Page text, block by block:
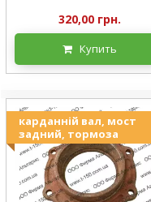
320,00 грн.
Купить
карданній вал, мост
задний, тормоза